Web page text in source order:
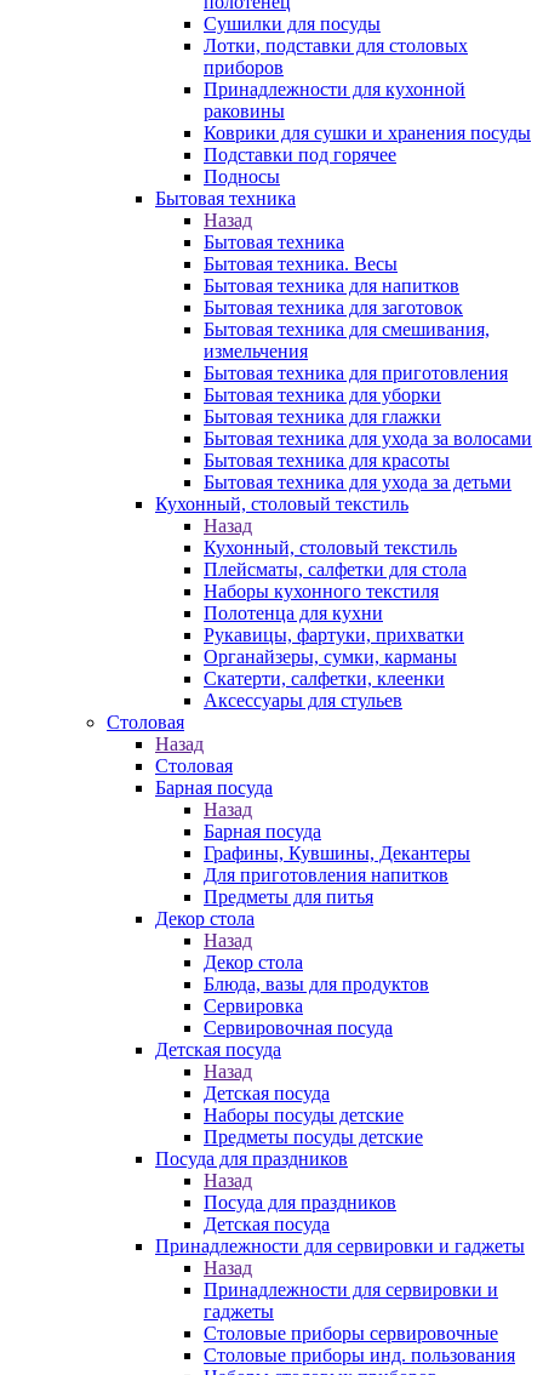
Сушилки для посуды
Лотки, подставки для столовых
приборов
Принадлежности для кухонной
раковины
Коврики для сушки и хранения посуды
Подставки под горячее
Подносы
Бытовая техника
Назад
Бытовая техника
Бытовая техника. Весы
Бытовая техника для напитков
Бытовая техника для заготовок
Бытовая техника для смешивания,
измельчения
Бытовая техника для приготовления
Бытовая техника для уборки
Бытовая техника для глажки
Бытовая техника для ухода за волосами
Бытовая техника для красоты
Бытовая техника для ухода за детьми
Кухонный, столовый текстиль
Назад
Кухонный, столовый текстиль
Плейсматы, салфетки для стола
Наборы кухонного текстиля
Полотенца для кухни
Рукавицы, фартуки, прихватки
Органайзеры, сумки, карманы
Скатерти, салфетки, клеенки
Аксессуары для стульев
Столовая
Назад
Столовая
Барная посуда
Назад
Барная посуда
Графины, Кувшины, Декантеры
Для приготовления напитков
Предметы для питья
Декор стола
Назад
Декор стола
Блюда, вазы для продуктов
Сервировка
Сервировочная посуда
Детская посуда
Назад
Детская посуда
Наборы посуды детские
Предметы посуды детские
Посуда для праздников
Назад
Посуда для праздников
Детская посуда
Принадлежности для сервировки и гаджеты
Назад
Принадлежности для сервировки и
гаджеты
Столовые приборы сервировочные
Столовые приборы инд. пользования